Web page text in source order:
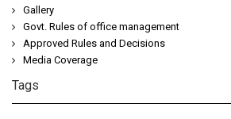
Gallery
Govt. Rules of office management
Approved Rules and Decisions
Media Coverage
Tags